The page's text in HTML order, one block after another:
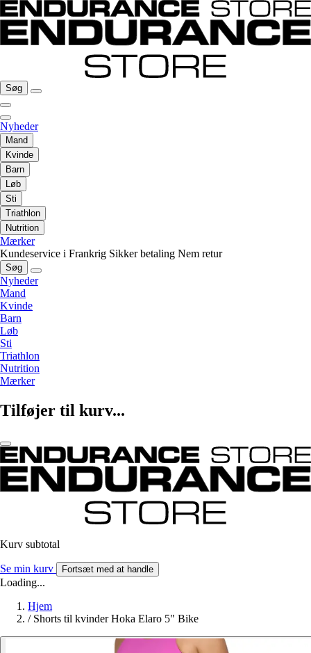
Søg
Nyheder
Mand
Kvinde
Barn
Løb
Sti
Triathlon
Nutrition
Mærker
Kundeservice i Frankrig Sikker betaling Nem retur
Søg
Nyheder
Mand
Kvinde
Barn
Løb
Sti
Triathlon
Nutrition
Mærker
Tilføjer til kurv...
Kurv subtotal
Se min kurv Fortsæt med at handle
Loading...
Hjem
/ Shorts til kvinder Hoka Elaro 5" Bike